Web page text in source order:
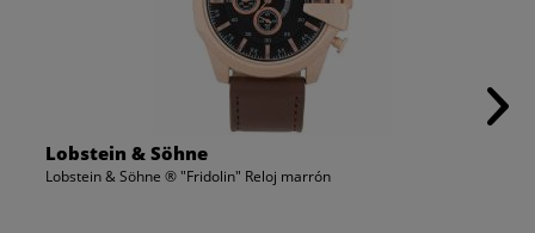
Lobstein & Söhne
Lobstein & Söhne ® "Fridolin" Reloj marrón